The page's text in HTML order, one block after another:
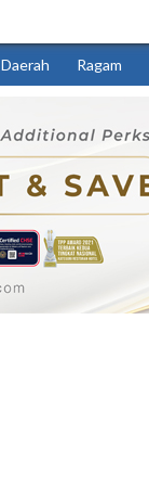
Daerah Ragam